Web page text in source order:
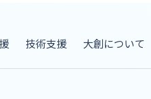
技術支援 大創について